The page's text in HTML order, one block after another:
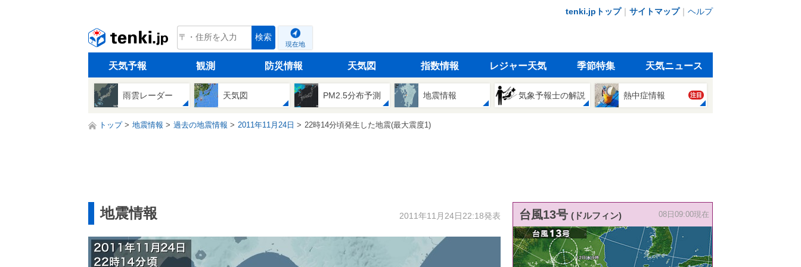
tenki.jpトップ｜ サイトマップ｜ ヘルプ
tenki.jp 検索
現在地
天気予報 観測 防災情報 天気図 指数情報 レジャー天気 季節特集 天気ニュース
雨雲レーダー 天気図 PM2.5分布予測 地震情報 気象予報士の解説 熱中症情報 注目
トップ 地震情報 過去の地震情報 2011年11月24日 22時14分頃発生した地震(最大震度1)
地震情報 2011年11月24日22:18発表 台風13号 (ドルフィン) 08日09:00現在